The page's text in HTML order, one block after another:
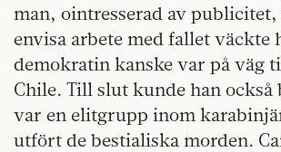
man, ointresserad av publicitet,
envisa arbete med fallet väckte
demokratin kanske var på väg
Chile. Till slut kunde han också
var en elitgrupp inom
utfört de bestialiska morden.